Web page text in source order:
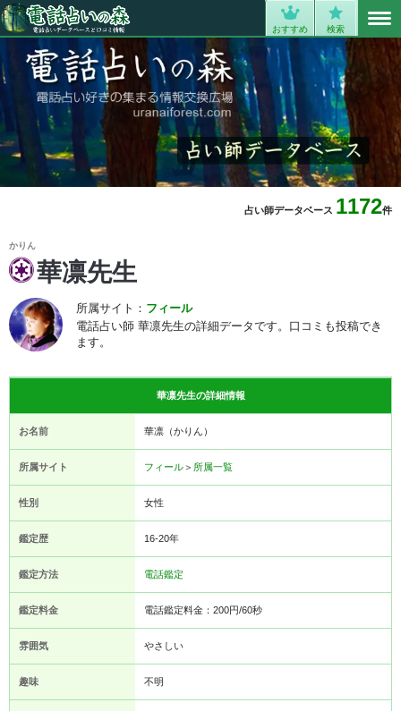
おすすめ 検索
占い師データベース 1172件
かりん
華凛先生
所属サイト： フィール
電話占い師 華凛先生の詳細データです。口コミも投稿でき
ます。
華凛先生の詳細情報
お名前 華凛（かりん）
所属サイト フィール＞ 所属一覧
性別 女性
鑑定歴 16-20年
鑑定方法 電話鑑定
鑑定料金 電話鑑定料金：200円/60秒
雰囲気 やさしい
趣味 不明